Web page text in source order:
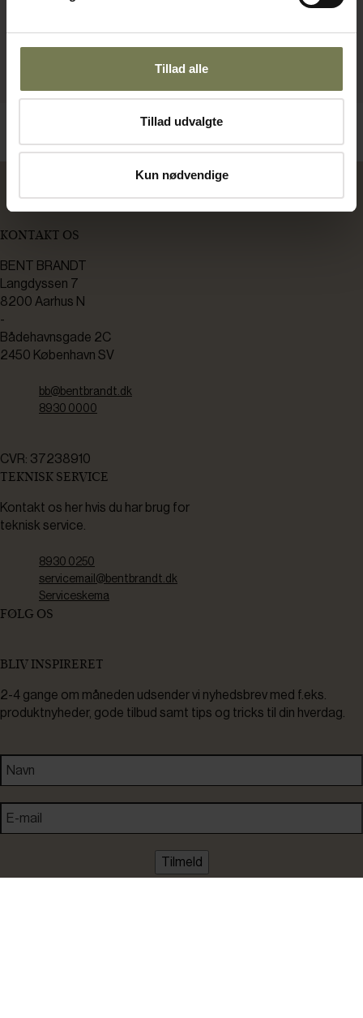
Tillad alle
Tillad udvalgte
Kun nødvendige
KONTAKT OS
BENT BRANDT
Langdyssen 7
8200 Aarhus N
-
Bådehavnsgade 2C
2450 København SV
bb@bentbrandt.dk
8930 0000
CVR: 37238910
TEKNISK SERVICE
Kontakt os her hvis du har brug for
teknisk service.
8930 0250
servicemail@bentbrandt.dk
Serviceskema
FØLG OS
BLIV INSPIRERET
2-4 gange om måneden udsender vi nyhedsbrev med f.eks.
produktnyheder, gode tilbud samt tips og tricks til din hverdag.
Tilmeld